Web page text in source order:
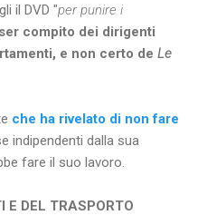
il DVD "per punire i
compito dei dirigenti
e non certo de Le
che ha rivelato di non fare
indipendenti dalla sua
fare il suo lavoro.
E DEL TRASPORTO